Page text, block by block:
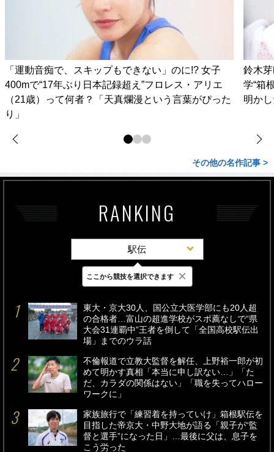
「運動音痴で、スキップもできない」のに!? 女子
400mで“17年ぶり日本記録超え”フロレス・アリエ
（21歳）って何者？「天真爛漫という言葉がぴった
り」
鈴木
学“箱
明か
その他の名作記事 >
RANKING
駅伝
最新 24時間 週間
東大・京大30人、国公立大医学部にも20人超
の合格者…富山の超進学校がスポ薦なしで“県
大会31連覇中”王者を倒して「全国高校駅伝出
場」までのウラ話
不倫報道で立教大監督を解任、上野裕一郎が初
めて明かす真相「本当に申し訳ない…」「た
だ、カラダの関係はない」「職を失ってハロー
ワークに」
家族旅行で「練習着を持っていけ」箱根駅伝を
目指した帝京大・中野大地が語る「親子が“監
督と選手”になった日」…最後に父は、息子を
こう労った
ここから競技を選択できます ×